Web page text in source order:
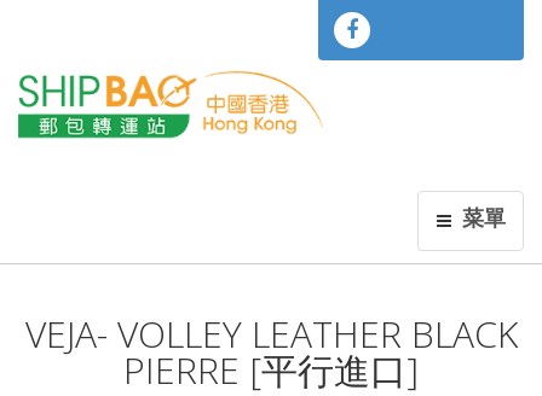
菜單
VEJA- VOLLEY LEATHER BLACK
PIERRE [平行進口]